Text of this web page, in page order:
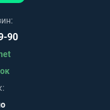
90